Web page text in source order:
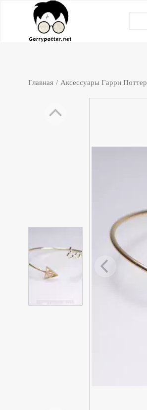
Главная Аксессуары Гарри Поттер